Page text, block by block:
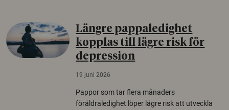
Längre pappaledighet
kopplas till lägre risk för
depression
19 juni 2026
Pappor som tar flera månaders
föräldraledighet löper lägre risk att utveckla